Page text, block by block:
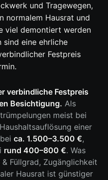
und Tragewegen,
normalem Hausrat und
viel demontiert werden
sind eine ehrliche
Festpreis
verbindliche Festpreis
Besichtigung. Als
meist bei
einer
ca. 1.500–3.500 €,
rund 400–800 €. Was
Füllgrad, Zugänglichkeit
Hausrat ist günstiger